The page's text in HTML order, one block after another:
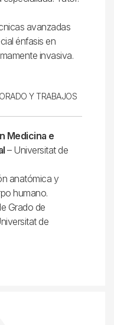
avanzadas
énfasis en
invasiva.
Y TRABAJOS
Medicina e
– Universitat de
anatómica y
humano.
Grado de
de